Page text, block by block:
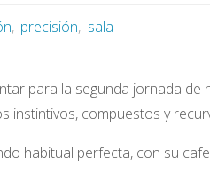
, precisión, sala
para la segunda jornada
instintivos, compuestos y
habitual perfecta, con su